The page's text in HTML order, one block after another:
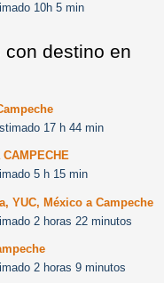
10h 5 min
con destino en
17 h 44 min
CAMPECHE
5 h 15 min
YUC, México a Campeche
2 horas 22 minutos
2 horas 9 minutos